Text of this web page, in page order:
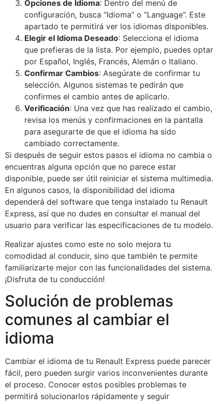
Opciones de Idioma: Dentro del menú de
configuración, busca “Idioma” o “Language”. Este
apartado te permitirá ver los idiomas disponibles.
Elegir el Idioma Deseado: Selecciona el idioma
que prefieras de la lista. Por ejemplo, puedes optar
por Español, Inglés, Francés, Alemán o Italiano.
Confirmar Cambios: Asegúrate de confirmar tu
selección. Algunos sistemas te pedirán que
confirmes el cambio antes de aplicarlo.
Verificación: Una vez que has realizado el cambio,
revisa los menús y confirmaciones en la pantalla
para asegurarte de que el idioma ha sido
cambiado correctamente.
Si después de seguir estos pasos el idioma no cambia o
encuentras alguna opción que no parece estar
disponible, puede ser útil reiniciar el sistema multimedia.
En algunos casos, la disponibilidad del idioma
dependerá del software que tenga instalado tu Renault
Express, así que no dudes en consultar el manual del
usuario para verificar las especificaciones de tu modelo.
Realizar ajustes como este no solo mejora tu
comodidad al conducir, sino que también te permite
familiarizarte mejor con las funcionalidades del sistema.
¡Disfruta de tu conducción!
Solución de problemas
comunes al cambiar el
idioma
Cambiar el idioma de tu Renault Express puede parecer
fácil, pero pueden surgir varios inconvenientes durante
el proceso. Conocer estos posibles problemas te
permitirá solucionarlos rápidamente y seguir